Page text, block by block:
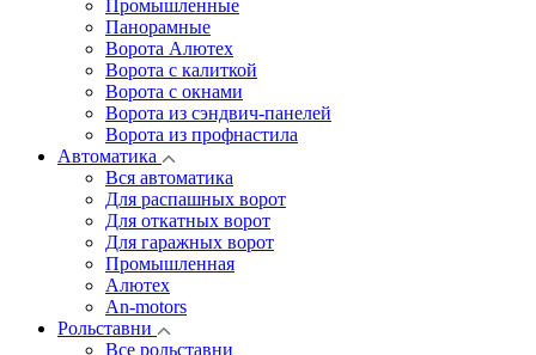
Промышленные
Панорамные
Ворота Алютех
Ворота с калиткой
Ворота c окнами
Ворота из сэндвич-панелей
Ворота из профнастила
Автоматика
Вся автоматика
Для распашных ворот
Для откатных ворот
Для гаражных ворот
Промышленная
Алютех
An-motors
Рольставни
Все рольставни